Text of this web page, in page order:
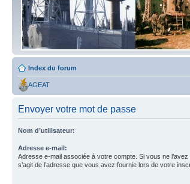
Index du forum
AGEAT
Envoyer votre mot de passe
Nom d’utilisateur:
Adresse e-mail:
Adresse e-mail associée à votre compte. Si vous ne
s’agit de l’adresse que vous avez fournie lors de votre